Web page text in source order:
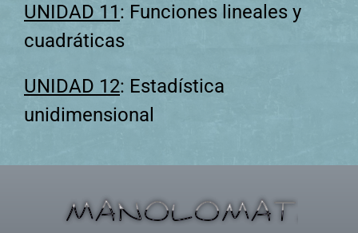
UNIDAD 11: Funciones lineales y
cuadráticas
UNIDAD 12: Estadística
unidimensional